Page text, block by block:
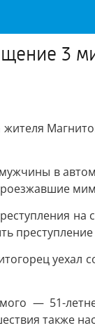
3
в
— 51-
также